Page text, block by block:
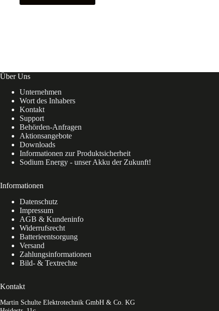
Über Uns
Unternehmen
Wort des Inhabers
Kontakt
Support
Behörden-Anfragen
Aktionsangebote
Downloads
Informationen zur Produktsicherheit
Sodium Energy - unser Akku der Zukunft!
Informationen
Datenschutz
Impressum
AGB & Kundeninfo
Widerrufsrecht
Batterieentsorgung
Versand
Zahlungsinformationen
Bild- & Textrechte
Kontakt
Martin Schulte Elektrotechnik GmbH & Co. KG